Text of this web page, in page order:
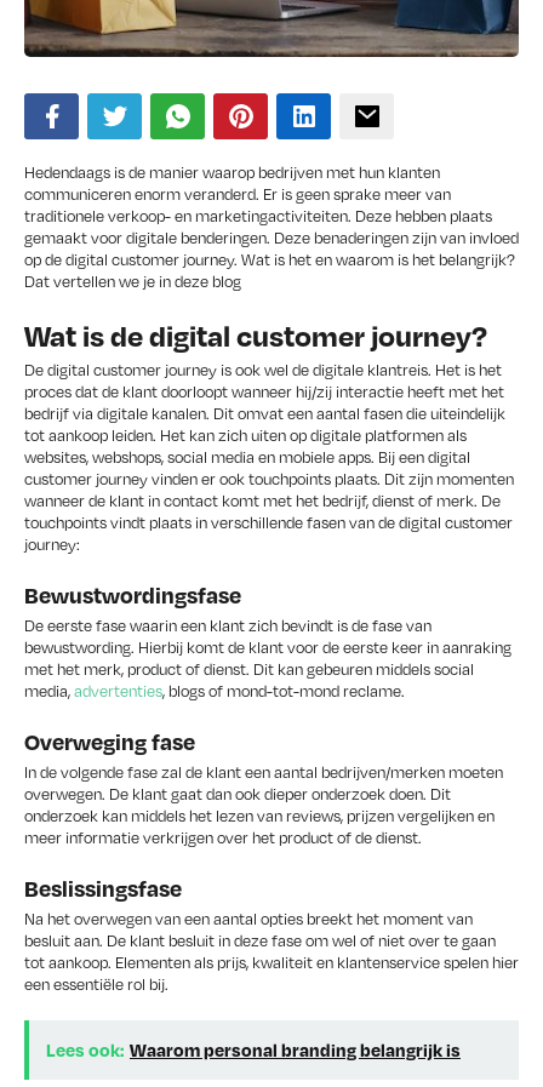
Hedendaags is de manier waarop bedrijven met hun klanten
communiceren enorm veranderd. Er is geen sprake meer van
traditionele verkoop- en marketingactiviteiten. Deze hebben plaats
gemaakt voor digitale benderingen. Deze benaderingen zijn van invloed
op de digital customer journey. Wat is het en waarom is het belangrijk?
Dat vertellen we je in deze blog
Wat is de digital customer journey?
De digital customer journey is ook wel de digitale klantreis. Het is het
proces dat de klant doorloopt wanneer hij/zij interactie heeft met het
bedrijf via digitale kanalen. Dit omvat een aantal fasen die uiteindelijk
tot aankoop leiden. Het kan zich uiten op digitale platformen als
websites, webshops, social media en mobiele apps. Bij een digital
customer journey vinden er ook touchpoints plaats. Dit zijn momenten
wanneer de klant in contact komt met het bedrijf, dienst of merk. De
touchpoints vindt plaats in verschillende fasen van de digital customer
journey:
Bewustwordingsfase
De eerste fase waarin een klant zich bevindt is de fase van
bewustwording. Hierbij komt de klant voor de eerste keer in aanraking
met het merk, product of dienst. Dit kan gebeuren middels social
media,advertenties, blogs of mond-tot-mond reclame.
Overweging fase
In de volgende fase zal de klant een aantal bedrijven/merken moeten
overwegen. De klant gaat dan ook dieper onderzoek doen. Dit
onderzoek kan middels het lezen van reviews, prijzen vergelijken en
meer informatie verkrijgen over het product of de dienst.
Beslissingsfase
Na het overwegen van een aantal opties breekt het moment van
besluit aan. De klant besluit in deze fase om wel of niet over te gaan
tot aankoop. Elementen als prijs, kwaliteit en klantenservice spelen hier
een essentiële rol bij.
Lees ook: Waarom personal branding belangrijk is